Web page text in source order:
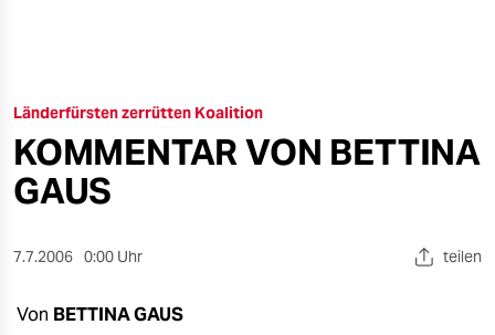
öko
gesellschaft
sport
berlin
Länderfürsten zerrütten Koalition
KOMMENTAR VON BETTINA
GAUS
7.7.2006 0:00 Uhr teilen
Von BETTINA GAUS